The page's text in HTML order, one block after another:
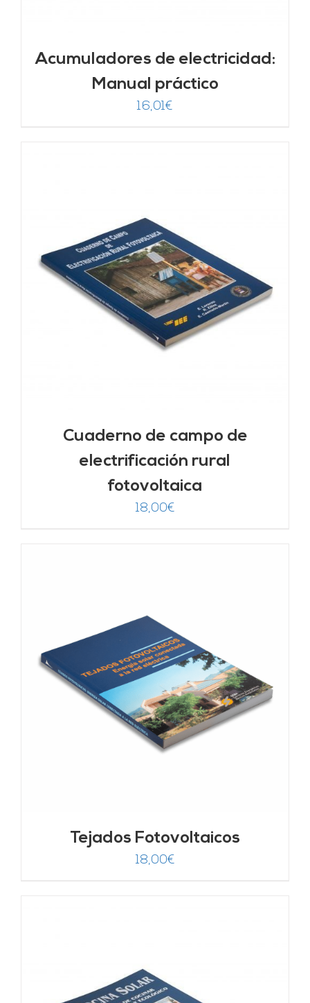
Acumuladores de electricidad:
Manual práctico
16,01€
Cuaderno de campo de
electrificación rural
fotovoltaica
18,00€
Tejados Fotovoltaicos
18,00€